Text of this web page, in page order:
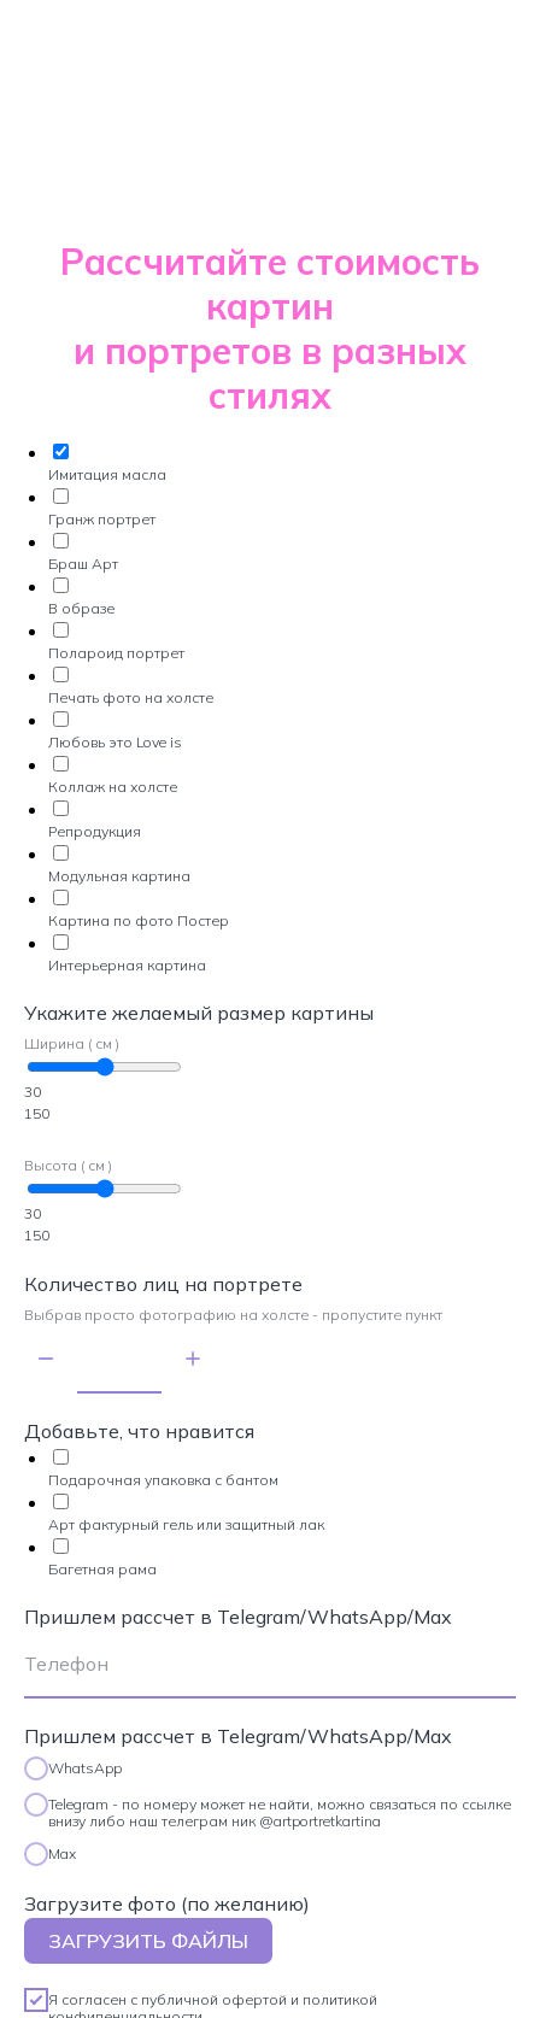
Рассчитайте стоимость
картин
и портретов в разных
стилях
Имитация масла
Гранж портрет
Браш Арт
В образе
Полароид портрет
Печать фото на холсте
Любовь это Love is
Коллаж на холсте
Репродукция
Модульная картина
Картина по фото Постер
Интерьерная картина
Укажите желаемый размер картины
Ширина ( см )
30
150
Высота ( см )
30
150
Количество лиц на портрете
Выбрав просто фотографию на холсте - пропустите пункт
Добавьте, что нравится
Подарочная упаковка с бантом
Арт фактурный гель или защитный лак
Багетная рама
Пришлем рассчет в Telegram/WhatsApp/Max
Пришлем рассчет в Telegram/WhatsApp/Max
WhatsApp
Telegram - по номеру может не найти, можно связаться по ссылке
внизу либо наш телеграм ник @artportretkartina
Max
Загрузите фото (по желанию)
ЗАГРУЗИТЬ ФАЙЛЫ
Я согласен с публичной офертой и политикой